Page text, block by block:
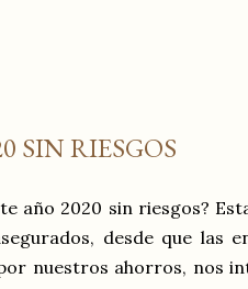
SIN RIESGOS
año 2020 sin riesgos?
desde que las
nuestros ahorros, nos